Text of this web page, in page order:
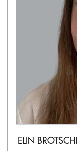
ELIN BROTSCHI